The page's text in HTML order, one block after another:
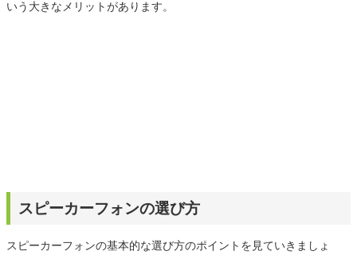
いう大きなメリットがあります。
スピーカーフォンの選び方
スピーカーフォンの基本的な選び方のポイントを見ていきましょ